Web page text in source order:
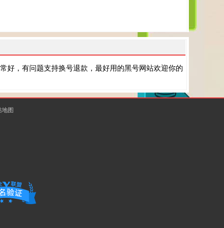
好，有问题支持换号退款，最好用的黑号网站欢迎你的
地图